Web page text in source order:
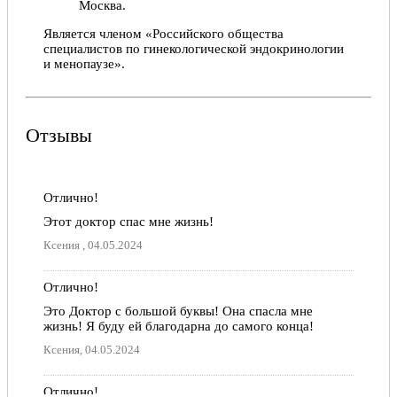
Москва.
Является членом «Российского общества
специалистов по гинекологической эндокринологии
и менопаузе».
Отзывы
Отлично!
Этот доктор спас мне жизнь!
Ксения , 04.05.2024
Отлично!
Это Доктор с большой буквы! Она спасла мне
жизнь! Я буду ей благодарна до самого конца!
Ксения, 04.05.2024
Отлично!